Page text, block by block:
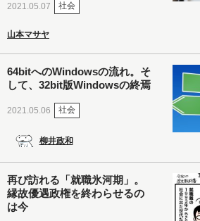
2021.05.07 社会
山本マサヤ
64bitへのWindowsの流れ。そ
して、32bit版Windowsの終焉
2021.05.06 社会
柳井政和
再び訪れる「就職氷河期」。
縁故優遇政権を終わらせるの
は今